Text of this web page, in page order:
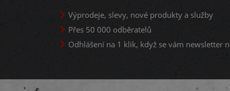
Výprodeje, slevy, nové produkty a služby
Přes 50 000 odběratelů
Odhlášení na 1 klik, když se vám newsletter